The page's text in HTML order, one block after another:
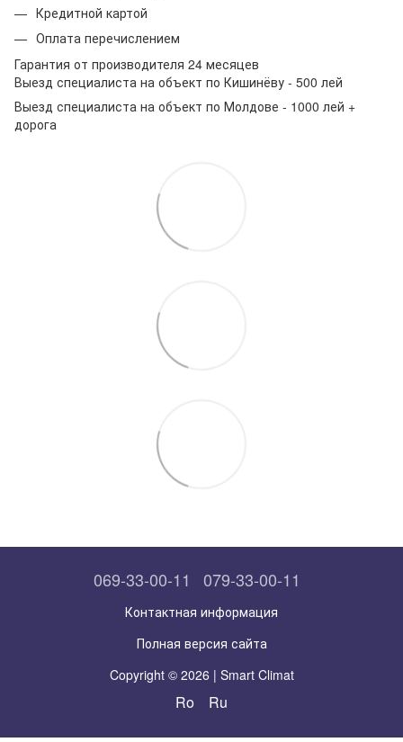
Кредитной картой
Оплата перечислением
Гарантия от производителя 24 месяцев
Выезд специалиста на объект по Кишинёву - 500 лей
Выезд специалиста на объект по Молдове - 1000 лей +
дорога
069-33-00-11 079-33-00-11
Контактная информация
Полная версия сайта
Copyright © 2026 | Smart Climat
Ro Ru